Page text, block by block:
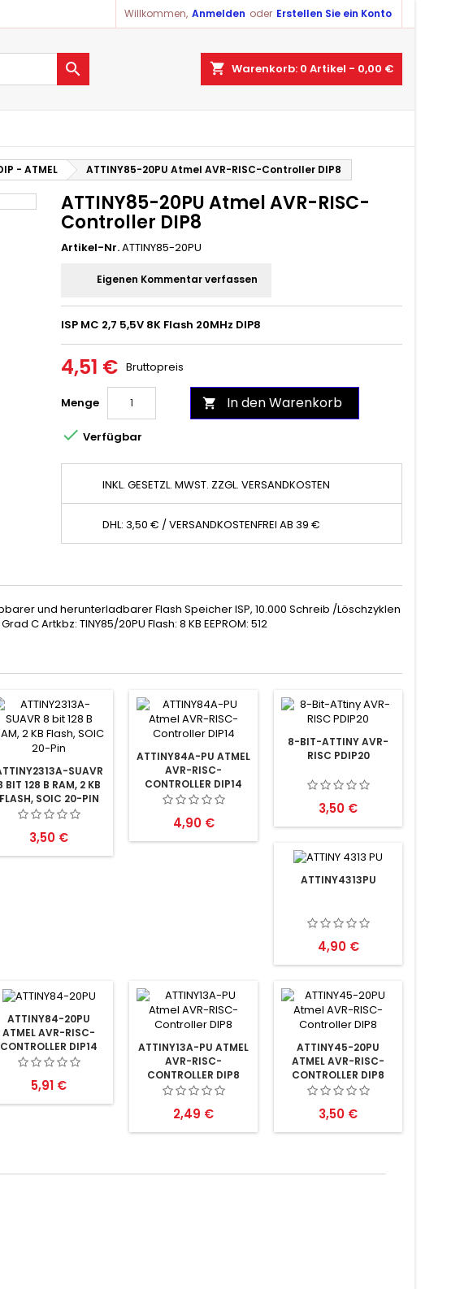
Willkommen, Anmelden oder Erstellen Sie ein Konto
shopping_cart Warenkorb: 0 Artikel - 0,00 €

- ATMEL ATTINY85-20PU Atmel AVR-RISC-Controller DIP8
ATTINY85-20PU Atmel AVR-RISC-
Controller DIP8
Artikel-Nr.ATTINY85-20PU
Eigenen Kommentar verfassen
ISP MC 2,7 5,5V 8K Flash 20MHz DIP8
4,51 € Bruttopreis
Menge  In den Warenkorb
 Verfügbar
INKL. GESETZL. MWST. ZZGL. VERSANDKOSTEN
DHL: 3,50 € / VERSANDKOSTENFREI AB 39 €
und herunterladbarer Flash Speicher ISP, 10.000 Schreib /Löschzyklen
C Artkbz: TINY85/20PU Flash: 8 KB EEPROM: 512
SUAVR
BIT 128 B RAM, 2 KB
FLASH, SOIC 20-PIN
Preis
3,50 €
ATTINY84A-PU ATMEL
AVR-RISC-
CONTROLLER DIP14
Preis
4,90 €
8-BIT-ATTINY AVR-
RISC PDIP20
Preis
3,50 €
ATTINY4313PU
Preis
4,90 €
ATTINY84-20PU
ATMEL AVR-RISC-
CONTROLLER DIP14
Preis
5,91 €
ATTINY13A-PU ATMEL
AVR-RISC-
CONTROLLER DIP8
Preis
2,49 €
ATTINY45-20PU
ATMEL AVR-RISC-
CONTROLLER DIP8
Preis
3,50 €